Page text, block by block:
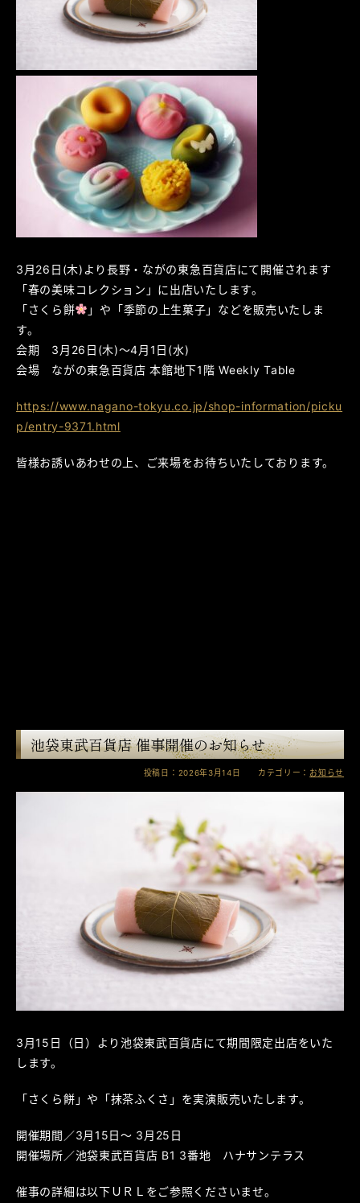
3月26日(木)より長野・ながの東急百貨店にて開催されます
「春の美味コレクション」に出店いたします。
「さくら餅
」や「季節の上生菓子」などを販売いたしま
す。
会期 3月26日(木)～4月1日(水)
会場 ながの東急百貨店 本館地下1階 Weekly Table
https://www.nagano-tokyu.co.jp/shop-information/picku
p/entry-9371.html
皆様お誘いあわせの上、ご来場をお待ちいたしております。
池袋東武百貨店 催事開催のお知らせ
投稿日：2026年3月14日 カテゴリー： お知らせ
3月15日（日）より池袋東武百貨店にて期間限定出店をいた
します。
「さくら餅」や「抹茶ふくさ」を実演販売いたします。
開催期間／3月15日～ 3月25日
開催場所／池袋東武百貨店 B1 3番地 ハナサンテラス
催事の詳細は以下ＵＲＬをご参照くださいませ。